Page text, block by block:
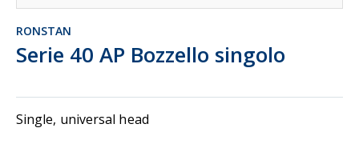
RONSTAN
Serie 40 AP Bozzello singolo
Single, universal head